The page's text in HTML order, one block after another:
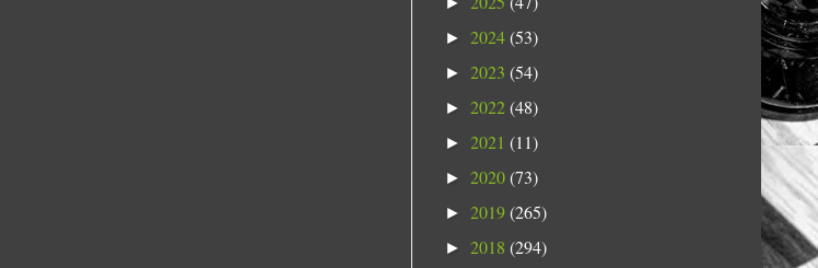
► 2024(53)
► 2023 (54)
► 2022(48)
► 2021 (11)
► 2020(73)
► 2019(265)
► 2018 (294)